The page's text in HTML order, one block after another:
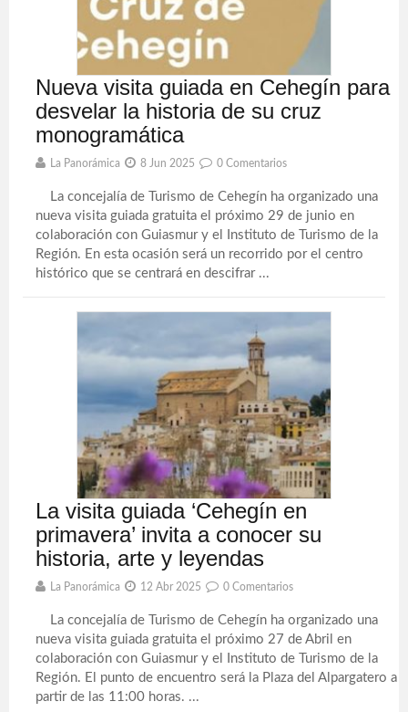
Nueva visita guiada en Cehegín para
desvelar la historia de su cruz
monogramática
La Panorámica 8 Jun 2025 0 Comentarios
La concejalía de Turismo de Cehegín ha organizado una
nueva visita guiada gratuita el próximo 29 de junio en
colaboración con Guiasmur y el Instituto de Turismo de la
Región. En esta ocasión será un recorrido por el centro
histórico que se centrará en descifrar ...
La visita guiada ‘Cehegín en
primavera’ invita a conocer su
historia, arte y leyendas
La Panorámica 12 Abr 2025 0 Comentarios
La concejalía de Turismo de Cehegín ha organizado una
nueva visita guiada gratuita el próximo 27 de Abril en
colaboración con Guiasmur y el Instituto de Turismo de la
Región. El punto de encuentro será la Plaza del Alpargatero a
partir de las 11:00 horas. ...